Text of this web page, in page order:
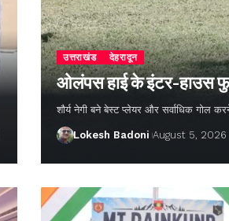
उत्तराखंड देहरादून
ओलंपस हाई के इंटर-हाउस
शौर्य नेगी बने बेस्ट प्लेयर और सर्वाधिक गोल
Lokesh Badoni August 5, 2026